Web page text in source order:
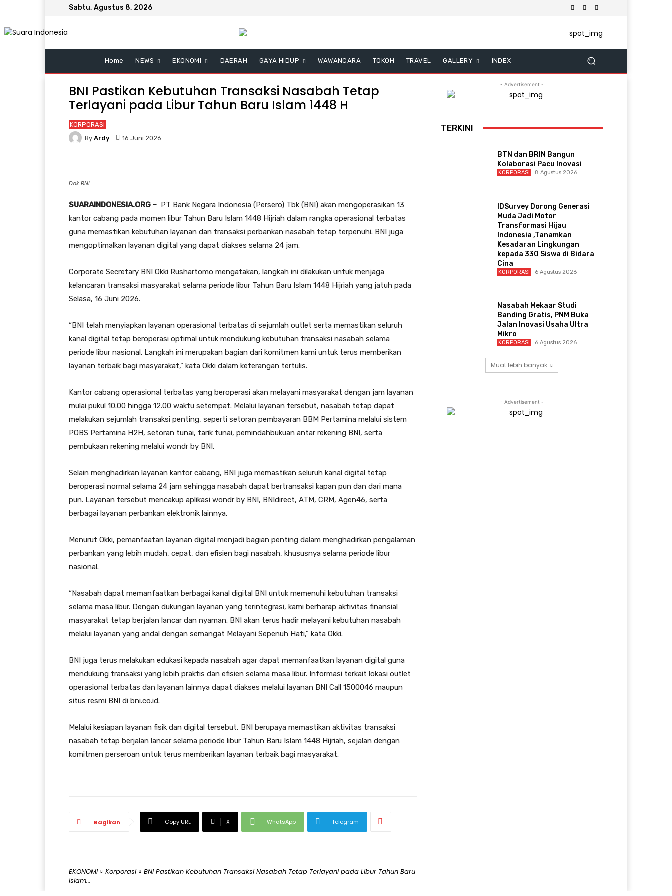
Sabtu, Agustus 8, 2026
Home NEWS EKONOMI DAERAH GAYA HIDUP WAWANCARA TOKOH TRAVEL GALLERY INDEX
BNI Pastikan Kebutuhan Transaksi Nasabah Tetap
Terlayani pada Libur Tahun Baru Islam 1448 H
KORPORASI
By Ardy 16 Juni 2026
Dok BNI
SUARAINDONESIA.ORG – PT Bank Negara Indonesia (Persero) Tbk (BNI) akan mengoperasikan 13
kantor cabang pada momen libur Tahun Baru Islam 1448 Hijriah dalam rangka operasional terbatas
guna memastikan kebutuhan layanan dan transaksi perbankan nasabah tetap terpenuhi. BNI juga
mengoptimalkan layanan digital yang dapat diakses selama 24 jam.
Corporate Secretary BNI Okki Rushartomo mengatakan, langkah ini dilakukan untuk menjaga
kelancaran transaksi masyarakat selama periode libur Tahun Baru Islam 1448 Hijriah yang jatuh pada
Selasa, 16 Juni 2026.
“BNI telah menyiapkan layanan operasional terbatas di sejumlah outlet serta memastikan seluruh
kanal digital tetap beroperasi optimal untuk mendukung kebutuhan transaksi nasabah selama
periode libur nasional. Langkah ini merupakan bagian dari komitmen kami untuk terus memberikan
layanan terbaik bagi masyarakat,” kata Okki dalam keterangan tertulis.
Kantor cabang operasional terbatas yang beroperasi akan melayani masyarakat dengan jam layanan
mulai pukul 10.00 hingga 12.00 waktu setempat. Melalui layanan tersebut, nasabah tetap dapat
melakukan sejumlah transaksi penting, seperti setoran pembayaran BBM Pertamina melalui sistem
POBS Pertamina H2H, setoran tunai, tarik tunai, pemindahbukuan antar rekening BNI, serta
pembukaan rekening melalui wondr by BNI.
Selain menghadirkan layanan kantor cabang, BNI juga memastikan seluruh kanal digital tetap
beroperasi normal selama 24 jam sehingga nasabah dapat bertransaksi kapan pun dan dari mana
pun. Layanan tersebut mencakup aplikasi wondr by BNI, BNIdirect, ATM, CRM, Agen46, serta
berbagai layanan perbankan elektronik lainnya.
Menurut Okki, pemanfaatan layanan digital menjadi bagian penting dalam menghadirkan pengalaman
perbankan yang lebih mudah, cepat, dan efisien bagi nasabah, khususnya selama periode libur
nasional.
“Nasabah dapat memanfaatkan berbagai kanal digital BNI untuk memenuhi kebutuhan transaksi
selama masa libur. Dengan dukungan layanan yang terintegrasi, kami berharap aktivitas finansial
masyarakat tetap berjalan lancar dan nyaman. BNI akan terus hadir melayani kebutuhan nasabah
melalui layanan yang andal dengan semangat Melayani Sepenuh Hati,” kata Okki.
BNI juga terus melakukan edukasi kepada nasabah agar dapat memanfaatkan layanan digital guna
mendukung transaksi yang lebih praktis dan efisien selama masa libur. Informasi terkait lokasi outlet
operasional terbatas dan layanan lainnya dapat diakses melalui layanan BNI Call 1500046 maupun
situs resmi BNI di bni.co.id.
Melalui kesiapan layanan fisik dan digital tersebut, BNI berupaya memastikan aktivitas transaksi
nasabah tetap berjalan lancar selama periode libur Tahun Baru Islam 1448 Hijriah, sejalan dengan
komitmen perseroan untuk terus memberikan layanan terbaik bagi masyarakat.
Bagikan Copy URL X WhatsApp Telegram
EKONOMI Korporasi
BNI Pastikan Kebutuhan Transaksi Nasabah Tetap Terlayani pada Libur Tahun Baru
Islam...
- Advertisement -
TERKINI
BTN dan BRIN Bangun
Kolaborasi Pacu Inovasi
KORPORASI 8 Agustus 2026
IDSurvey Dorong Generasi
Muda Jadi Motor
Transformasi Hijau
Indonesia ,Tanamkan
Kesadaran Lingkungan
kepada 330 Siswa di Bidara
Cina
KORPORASI 6 Agustus 2026
Nasabah Mekaar Studi
Banding Gratis, PNM Buka
Jalan Inovasi Usaha Ultra
Mikro
KORPORASI 6 Agustus 2026
Muat lebih banyak
- Advertisement -